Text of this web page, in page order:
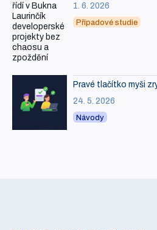
1. 6. 2026
Případové studie
Pravé tlačítko myši
24. 5. 2026
Návody